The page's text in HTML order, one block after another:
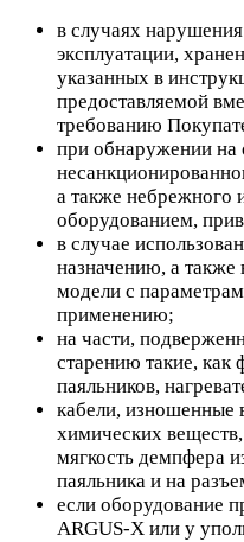
в случаях
эксплуатации,
указанных в
предоставляемой
требованию
при обнаружении на
а также небрежного
оборудованием,
в случае
назначению, а также
модели с
применению;
на части,
старению такие, как
паяльников,
кабели, изношенные
химических
мягкость демпфера
паяльника и на
если оборудование
ARGUS-X или у